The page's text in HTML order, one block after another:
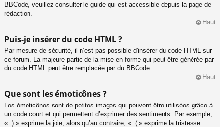
BBCode, veuillez consulter le guide qui est accessible depuis la page de
rédaction.
Haut
Puis-je insérer du code HTML ?
Par mesure de sécurité, il n’est pas possible d’insérer du code HTML sur
ce forum. La majeure partie de la mise en forme qui peut être générée par
du code HTML peut être remplacée par du BBCode.
Haut
Que sont les émoticônes ?
Les émoticônes sont de petites images qui peuvent être utilisées grâce à
un code court et qui permettent d’exprimer des sentiments. Par exemple,
« :) » exprime la joie, alors qu’au contraire, « :( » exprime la tristesse.